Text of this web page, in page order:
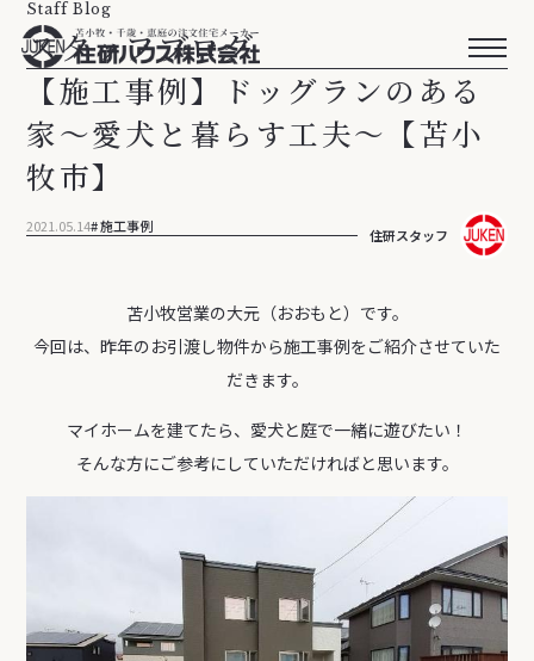
Staff Blog
スタッフブログ
【施工事例】ドッグランのある
家～愛犬と暮らす工夫～【苫小
牧市】
2021.05.14 施工事例 住研スタッフ
苫小牧営業の大元（おおもと）です。
今回は、昨年のお引渡し物件から施工事例をご紹介させていた
だきます。
マイホームを建てたら、愛犬と庭で一緒に遊びたい！
そんな方にご参考にしていただければと思います。